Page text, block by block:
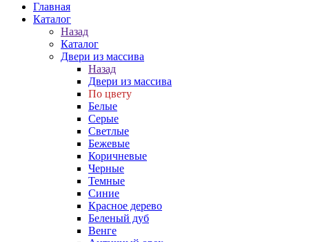
Главная
Каталог
Назад
Каталог
Двери из массива
Назад
Двери из массива
По цвету
Белые
Серые
Светлые
Бежевые
Коричневые
Черные
Темные
Синие
Красное дерево
Беленый дуб
Венге